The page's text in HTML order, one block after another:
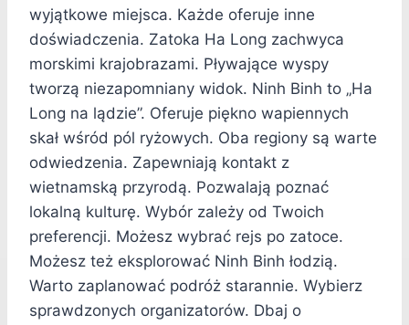
wyjątkowe miejsca. Każde oferuje inne
doświadczenia. Zatoka Ha Long zachwyca
morskimi krajobrazami. Pływające wyspy
tworzą niezapomniany widok. Ninh Binh to „Ha
Long na lądzie”. Oferuje piękno wapiennych
skał wśród pól ryżowych. Oba regiony są warte
odwiedzenia. Zapewniają kontakt z
wietnamską przyrodą. Pozwalają poznać
lokalną kulturę. Wybór zależy od Twoich
preferencji. Możesz wybrać rejs po zatoce.
Możesz też eksplorować Ninh Binh łodzią.
Warto zaplanować podróż starannie. Wybierz
sprawdzonych organizatorów. Dbaj o